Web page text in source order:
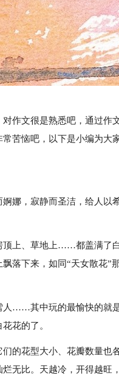
作文很是熟悉吧，通过作
苦恼吧，以下是小编为大
娜，寂静而圣洁，给人以
顶上、草地上……都盖满了
落下来，如同“天女散花”
人……其中玩的最愉快的就
花的了。
的花型大小、花瓣数量也
无比。天越冷，开得越旺